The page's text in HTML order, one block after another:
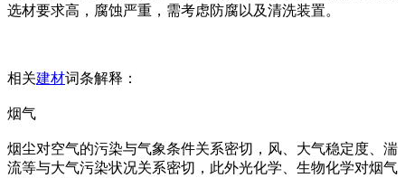
选材要求高，腐蚀严重，需考虑防腐以及清洗装置。
相关建材词条解释：
烟气
烟尘对空气的污染与气象条件关系密切，风、大气稳定度、湍
流等与大气污染状况关系密切，此外光化学、生物化学对烟气